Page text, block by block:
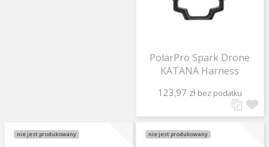
PolarPro Spark Drone
KATANA Harness
123,97 zł bez podatku
nie jest produkowany nie jest produkowany